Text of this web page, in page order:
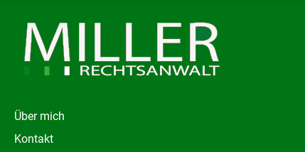
Über mich
Kontakt